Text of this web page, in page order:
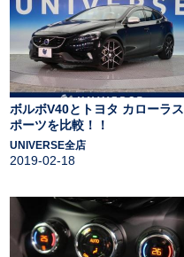
ボルボV40とトヨタ カローラス
ポーツを比較！！
UNIVERSE全店
2019-02-18